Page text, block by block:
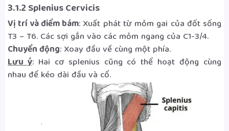
3.1.2 Splenius Cervicis
Vị trí và điểm bám: Xuất phát từ mỏm gai của đốt sống
T3 – T6. Các sợi gắn vào các mỏm ngang của C1-3/4.
Chuyển động: Xoay đầu về cùng một phía.
Lưu ý: Hai cơ splenius cũng có thể hoạt động cùng
nhau để kéo dài đầu và cổ.